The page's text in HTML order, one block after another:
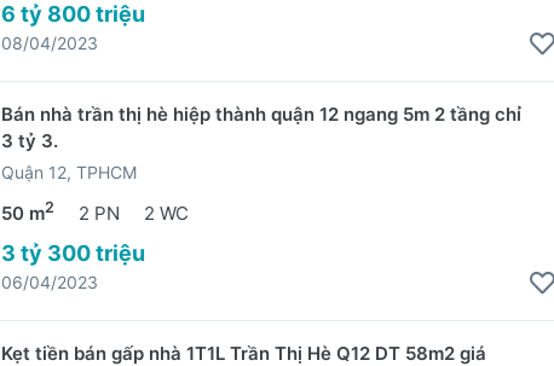
6 tỷ 800 triệu
08/04/2023
Bán nhà trần thị hè hiệp thành quận 12 ngang 5m 2 tầng chỉ
3 tỷ 3.
Quận 12, TPHCM
50 m2 2 PN 2 WC
3 tỷ 300 triệu
06/04/2023
Kẹt tiền bán gấp nhà 1T1L Trần Thị Hè Q12 DT 58m2 giá